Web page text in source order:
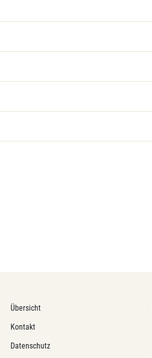
Übersicht
Kontakt
Datenschutz